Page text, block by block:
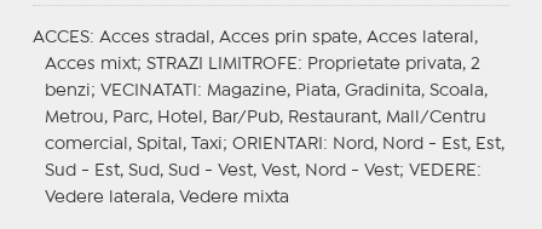
ACCES: Acces stradal, Acces prin spate, Acces lateral,
Acces mixt; STRAZI LIMITROFE : Proprietate privata, 2
benzi; VECINATATI : Magazine, Piata, Gradinita, Scoala,
Metrou, Parc, Hotel, Bar/Pub, Restaurant, Mall/Centru
comercial, Spital, Taxi; ORIENTARI : Nord, Nord - Est, Est,
Sud - Est, Sud, Sud - Vest, Vest, Nord - Vest; VEDERE :
Vedere laterala, Vedere mixta